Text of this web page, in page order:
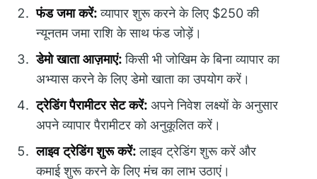
फंड जमा करें:व्यापार शुरू करने के लिए $250 की
न्यूनतम जमा राशि के साथ फंड जोड़ें।
डेमो खाता आज़माएं:किसी भी जोखिम के बिना व्यापार का
अभ्यास करने के लिए डेमो खाता का उपयोग करें।
ट्रेडिंग पैरामीटर सेट करें: अपने निवेश लक्ष्यों के अनुसार
अपने व्यापार पैरामीटर को अनुकूलित करें।
लाइव ट्रेडिंग शुरू करें:लाइव ट्रेडिंग शुरू करें और
कमाई शुरू करने के लिए मंच का लाभ उठाएं।